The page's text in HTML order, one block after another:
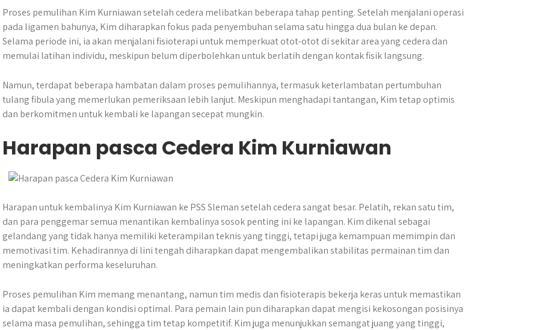
Proses pemulihan Kim Kurniawan setelah cedera melibatkan beberapa tahap penting. Setelah menjalani operasi
pada ligamen bahunya, Kim diharapkan fokus pada penyembuhan selama satu hingga dua bulan ke depan.
Selama periode ini, ia akan menjalani fisioterapi untuk memperkuat otot-otot di sekitar area yang cedera dan
memulai latihan individu, meskipun belum diperbolehkan untuk berlatih dengan kontak fisik langsung.
Namun, terdapat beberapa hambatan dalam proses pemulihannya, termasuk keterlambatan pertumbuhan
tulang fibula yang memerlukan pemeriksaan lebih lanjut. Meskipun menghadapi tantangan, Kim tetap optimis
dan berkomitmen untuk kembali ke lapangan secepat mungkin.
Harapan pasca Cedera Kim Kurniawan
Harapan untuk kembalinya Kim Kurniawan ke PSS Sleman setelah cedera sangat besar. Pelatih, rekan satu tim,
dan para penggemar semua menantikan kembalinya sosok penting ini ke lapangan. Kim dikenal sebagai
gelandang yang tidak hanya memiliki keterampilan teknis yang tinggi, tetapi juga kemampuan memimpin dan
memotivasi tim. Kehadirannya di lini tengah diharapkan dapat mengembalikan stabilitas permainan tim dan
meningkatkan performa keseluruhan.
Proses pemulihan Kim memang menantang, namun tim medis dan fisioterapis bekerja keras untuk memastikan
ia dapat kembali dengan kondisi optimal. Para pemain lain pun diharapkan dapat mengisi kekosongan posisinya
selama masa pemulihan, sehingga tim tetap kompetitif. Kim juga menunjukkan semangat juang yang tinggi,